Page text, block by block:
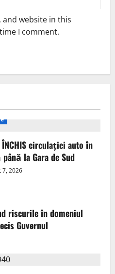
and website in this
I comment.
circulației auto în
la Gara de Sud
7, 2026
riscurile în domeniul
Guvernul